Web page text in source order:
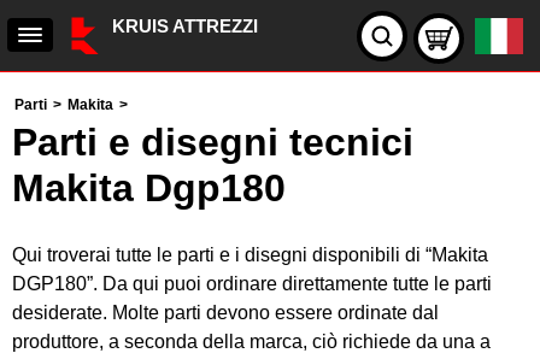
KRUIS ATTREZZI
Parti > Makita >
Parti e disegni tecnici
Makita Dgp180
Qui troverai tutte le parti e i disegni disponibili di “Makita
DGP180”. Da qui puoi ordinare direttamente tutte le parti
desiderate. Molte parti devono essere ordinate dal
produttore, a seconda della marca, ciò richiede da una a